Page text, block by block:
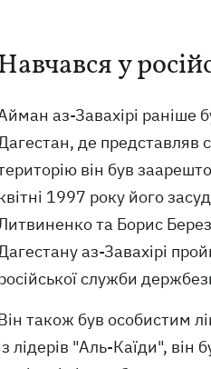
у
аз-Завахірі раніше
де представляв
він був
1997 року його
та Борис
аз-Завахірі
служби
також був особистим
лідерів "Аль-Каїди",